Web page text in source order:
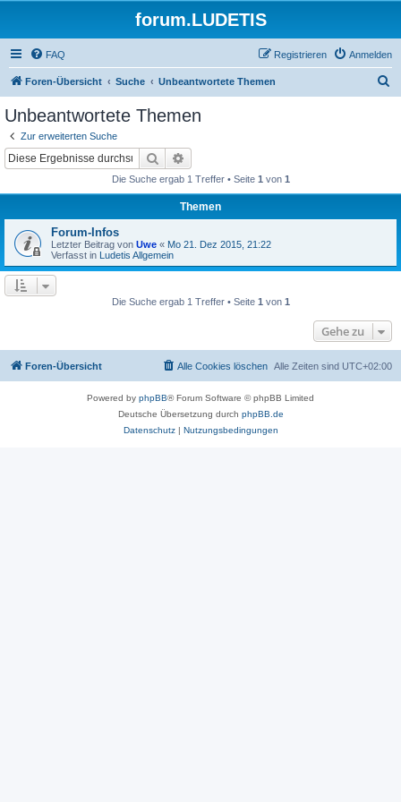
forum.LUDETIS
FAQ Anmelden
Registrieren
Foren-Übersicht Suche Unbeantwortete Themen
Unbeantwortete Themen
Zur erweiterten Suche
Suche
Die Suche ergab 1 Treffer • Seite 1 von 1
Themen
Forum-Infos
Letzter Beitrag von Uwe « Mo 21. Dez 2015, 21:22
Verfasst in Ludetis Allgemein
Die Suche ergab 1 Treffer • Seite 1 von 1
Gehe zu
Foren-Übersicht Alle Zeiten sind UTC+02:00
Alle Cookies löschen
Powered by phpBB® Forum Software © phpBB Limited
Deutsche Übersetzung durch phpBB.de
Datenschutz| Nutzungsbedingungen